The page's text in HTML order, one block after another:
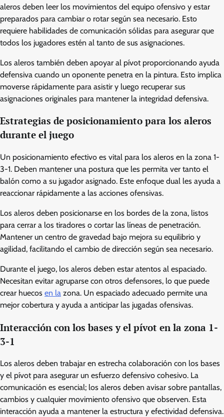
aleros deben leer los movimientos del equipo ofensivo y estar
preparados para cambiar o rotar según sea necesario. Esto
requiere habilidades de comunicación sólidas para asegurar que
todos los jugadores estén al tanto de sus asignaciones.
Los aleros también deben apoyar al pívot proporcionando ayuda
defensiva cuando un oponente penetra en la pintura. Esto implica
moverse rápidamente para asistir y luego recuperar sus
asignaciones originales para mantener la integridad defensiva.
Estrategias de posicionamiento para los aleros
durante el juego
Un posicionamiento efectivo es vital para los aleros en la zona 1-
3-1. Deben mantener una postura que les permita ver tanto el
balón como a su jugador asignado. Este enfoque dual les ayuda a
reaccionar rápidamente a las acciones ofensivas.
Los aleros deben posicionarse en los bordes de la zona, listos
para cerrar a los tiradores o cortar las líneas de penetración.
Mantener un centro de gravedad bajo mejora su equilibrio y
agilidad, facilitando el cambio de dirección según sea necesario.
Durante el juego, los aleros deben estar atentos al espaciado.
Necesitan evitar agruparse con otros defensores, lo que puede
crear huecos en la zona. Un espaciado adecuado permite una
mejor cobertura y ayuda a anticipar las jugadas ofensivas.
Interacción con los bases y el pívot en la zona 1-
3-1
Los aleros deben trabajar en estrecha colaboración con los bases
y el pívot para asegurar un esfuerzo defensivo cohesivo. La
comunicación es esencial; los aleros deben avisar sobre pantallas,
cambios y cualquier movimiento ofensivo que observen. Esta
interacción ayuda a mantener la estructura y efectividad defensiva.